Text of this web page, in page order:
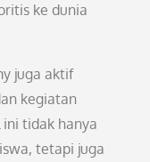
ke dunia
juga aktif
kegiatan
tidak hanya
tetapi juga